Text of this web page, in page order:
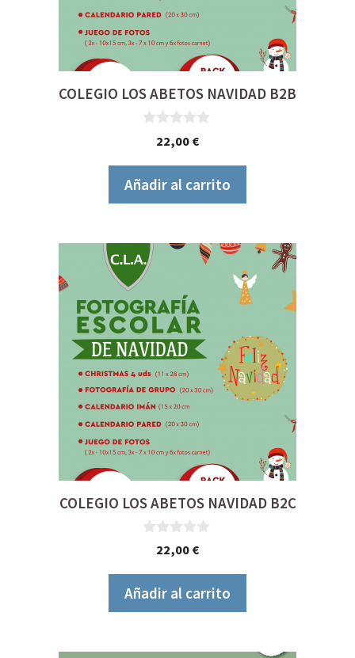
COLEGIO LOS ABETOS NAVIDAD B2B
22,00 €
Añadir al carrito
COLEGIO LOS ABETOS NAVIDAD B2C
22,00 €
Añadir al carrito